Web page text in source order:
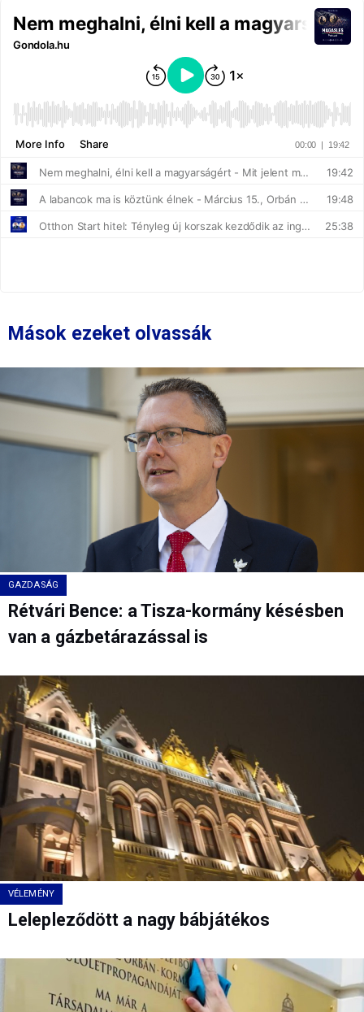
Mások ezeket olvassák
GAZDASÁG
Rétvári Bence: a Tisza-kormány késésben
van a gázbetárazással is
VÉLEMÉNY
Lelepleződött a nagy bábjátékos